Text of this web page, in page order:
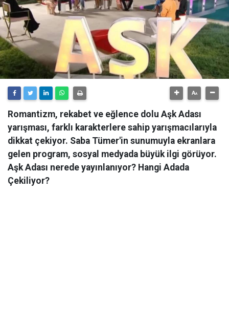
Romantizm, rekabet ve eğlence dolu Aşk Adası
yarışması, farklı karakterlere sahip yarışmacılarıyla
dikkat çekiyor. Saba Tümer'in sunumuyla ekranlara
gelen program, sosyal medyada büyük ilgi görüyor.
Aşk Adası nerede yayınlanıyor? Hangi Adada
Çekiliyor?